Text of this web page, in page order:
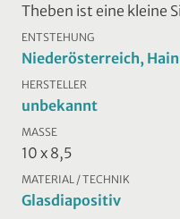
Theben ist eine kleine
ENTSTEHUNG
Niederösterreich,
HERSTELLER
unbekannt
MASSE
10 x 8,5
MATERIAL / TECHNIK
Glasdiapositiv